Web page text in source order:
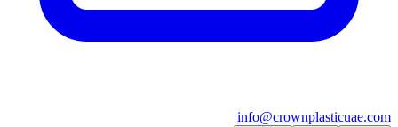
info@crownplasticuae.com